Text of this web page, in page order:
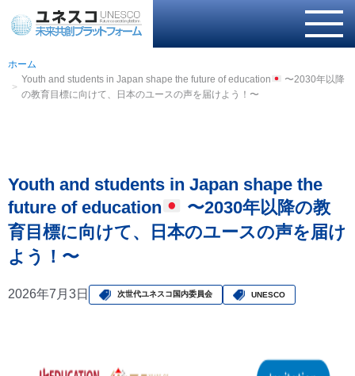
ホーム
Youth and students in Japan shape the future of education
〜2030年以降
の教育目標に向けて、日本のユースの声を届けよう！〜
Youth and students in Japan shape the
future of education
〜2030年以降の教
育目標に向けて、日本のユースの声を届け
よう！〜
2026年7月3日 次世代ユネスコ国内委員会 UNESCO